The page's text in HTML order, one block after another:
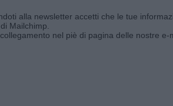
alla newsletter accetti che le tue
Mailchimp
nel piè di pagina delle nostre e-